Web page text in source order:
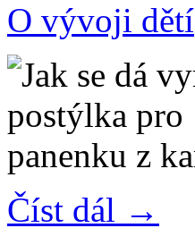
O vývoji dětí
Číst dál →